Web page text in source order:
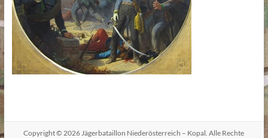
Copyright © 2026 Jägerbataillon Niederösterreich – Kopal . Alle Rechte